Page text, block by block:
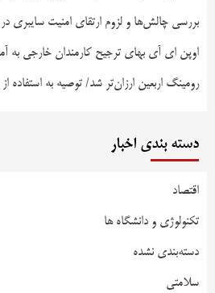
بررسی چالش‌ها و لزوم ارتقای امنیت سایبری
اوپن ای آی بهای ترجیح کارمندان خارجی به
رومینگ اربعین ارزان‌تر شد/ توصیه به استفاده
دسته بندی اخبار
اقتصاد
تکنولوژی و دانشگاه ها
دسته‌بندی نشده
سلامتی